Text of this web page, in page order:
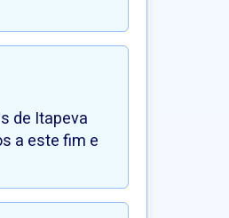
de Itapeva
a este fim e